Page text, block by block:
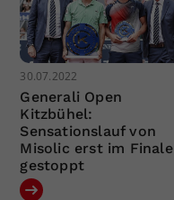
30.07.2022
Generali Open
Kitzbühel:
Sensationslauf von
Misolic erst im Finale
gestoppt